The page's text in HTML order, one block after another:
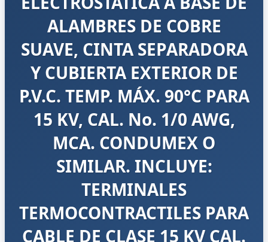
ALAMBRES DE COBRE
SUAVE, CINTA SEPARADORA
Y CUBIERTA EXTERIOR DE
P.V.C. TEMP. MÁX. 90°C PARA
15 KV, CAL. No. 1/0 AWG,
MCA. CONDUMEX O
SIMILAR. INCLUYE:
TERMINALES
TERMOCONTRACTILES PARA
CABLE DE CLASE 15 KV CAL.